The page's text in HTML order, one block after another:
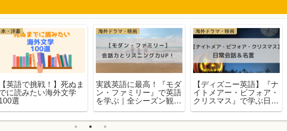
本・洋書
【英語で挑戦！】死ぬま
に読みたい海外文学
選
海外ドラマ・映画
実践英語に最高！『モダ
ン・ファミリー』で英語
を学ぶ｜全シーズン観た
海外ドラマ・映画
【ディズニー英語】『ナ
イトメアー・ビフォア・
クリスマス』で学ぶ日常